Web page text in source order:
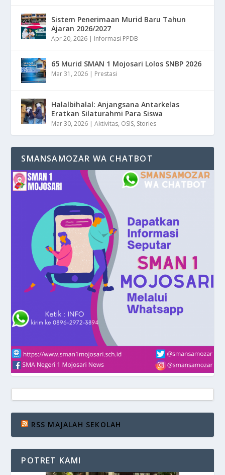
Sistem Penerimaan Murid Baru Tahun
Ajaran 2026/2027
Apr 20, 2026 | Informasi PPDB
65 Murid SMAN 1 Mojosari Lolos SNBP 2026
Mar 31, 2026 | Prestasi
Halalbihalal: Anjangsana Antarkelas
Eratkan Silaturahmi Para Siswa
Mar 30, 2026 |Aktivitas, OSIS, Stories
SMANSAMOZAR WA CHATBOT
RSS MAJALAH SEKOLAH
POTRET KAMI